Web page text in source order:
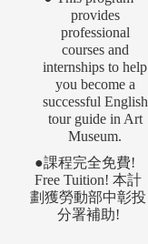
provides
professional
courses and
internships to help
you become a
successful English
tour guide in Art
Museum.
●課程完全免費!
Free Tuition! 本計
劃獲勞動部中彰投
分署補助!